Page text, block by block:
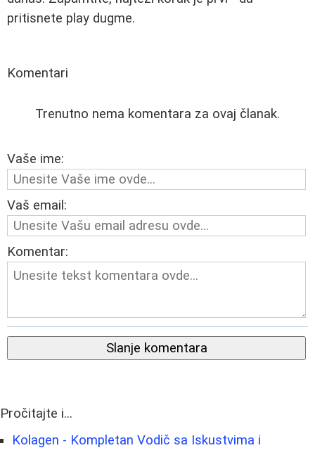
pritisnete play dugme.
Komentari
Trenutno nema komentara za ovaj članak.
Vaše ime:
Vaš email:
Komentar:
Slanje komentara
Pročitajte i...
Kolagen - Kompletan Vodič sa Iskustvima i